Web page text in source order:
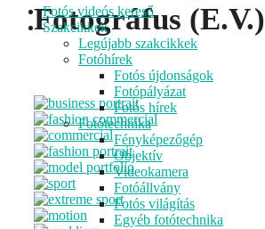
Fotós videós kereső
Szakcikkek
Legújabb szakcikkek
Fotóhírek
Fotós újdonságok
Fotópályázat
Fotós hírek
Fotótechnika
Fényképezőgép
Objektív
Videokamera
Fotóállvány
Fotós világítás
Egyéb fotótechnika
Fotográfus (E.V.)